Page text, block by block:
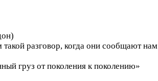
разговор, когда они сообщают нам
груз от поколения к поколению»